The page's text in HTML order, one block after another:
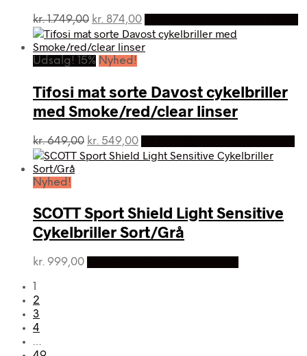
kr.1.749,00 Den
oprindelige
pris
var:
kr. 874,00Den
aktuelle
pris
Udsalg! 15% Nyhed!
Tifosi mat sorte Davost cykelbriller
med Smoke/red/clear linser
kr.649,00 Den
oprindelige
kr. 549,00Den
aktuelle
Nyhed!
SCOTT Sport Shield Light Sensitive
Cykelbriller Sort/Grå
kr. 999,00
1
2
3
4
…